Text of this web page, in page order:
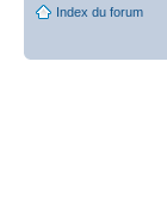
Index du forum